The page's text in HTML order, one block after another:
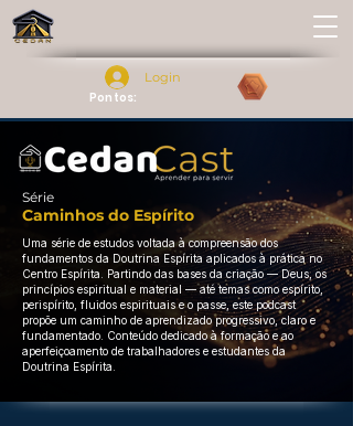
Login
Pontos:
Uma série de estudos voltada à compreensão dos
fundamentos da Doutrina Espírita aplicados à prática no
Centro Espírita. Partindo das bases da criação — Deus, os
princípios espiritual e material — até temas como espírito,
perispírito, fluidos espirituais e o passe, este podcast
propõe um caminho de aprendizado progressivo, claro e
fundamentado. Conteúdo dedicado à formação e ao
aperfeiçoamento de trabalhadores e estudantes da
Doutrina Espírita.
Série
Caminhos do Espírito